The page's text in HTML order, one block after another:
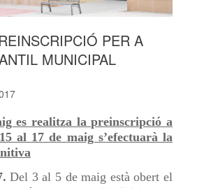
PER A
MUNICIPAL
es realitza la preinscripció a
al 17 de maig s’efectuarà la
Del 3 al 5 de maig està obert el